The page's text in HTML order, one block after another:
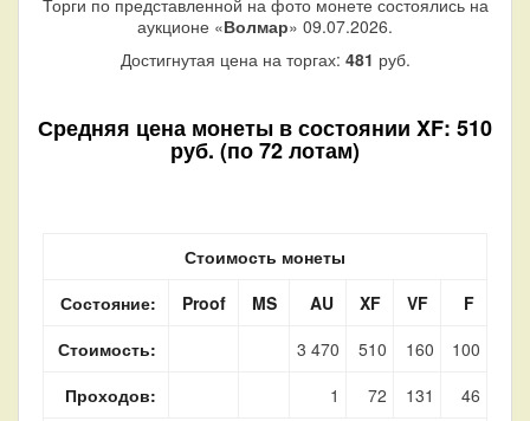
аукционе «Волмар» 09.07.2026.
Достигнутая цена на торгах: 481 руб.
Средняя цена монеты в состоянии XF: 510
руб. (по 72 лотам)
Стоимость монеты
Состояние:
Proof MS AU XF VF
F
Стоимость:
3 470 510 160
100
Проходов:
1 72 131 46